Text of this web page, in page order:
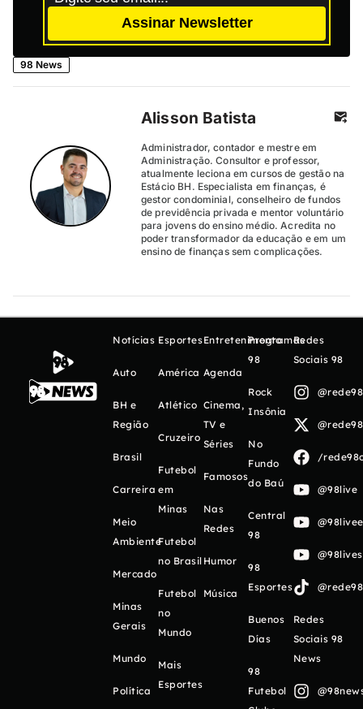
Assinar Newsletter
98 News
Alisson Batista
Administrador, contador e mestre em
Administração. Consultor e professor,
atualmente leciona em cursos de gestão na
Estácio BH. Especialista em finanças, é
gestor condominial, conselheiro de fundos
de previdência privada e mentor voluntário
para jovens do ensino médio. Acredita no
poder transformador da educação e em um
ensino de finanças sem complicações.
Notícias
Auto
BH e
Região
Brasil
Carreira
Meio
Ambiente
Mercado
Minas
Gerais
Mundo
Política
Esportes
América
Atlético
Cruzeiro
Futebol
em
Minas
Futebol
no Brasil
Futebol
no
Mundo
Mais
Esportes
Entretenimento
Agenda
Cinema,
TV e
Séries
Famosos
Nas
Redes
Humor
Música
Programas
98
Rock
Insônia
No
Fundo
do Baú
Central
98
98
Esportes
Buenos
Días
98
Futebol
Redes
Sociais 98
/
@98live
Redes
Sociais 98
News